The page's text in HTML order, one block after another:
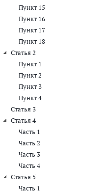
Пункт 15
Пункт 16
Пункт 17
Пункт 18
Статья 2
Пункт 1
Пункт 2
Пункт 3
Пункт 4
Статья 3
Статья 4
Часть 1
Часть 2
Часть 3
Часть 4
Статья 5
Часть 1